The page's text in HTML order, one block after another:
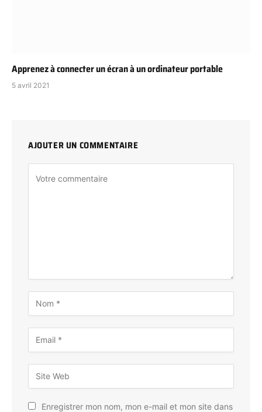
Apprenez à connecter un écran à un ordinateur portable
5 avril 2021
AJOUTER UN COMMENTAIRE
Enregistrer mon nom, mon e-mail et mon site dans